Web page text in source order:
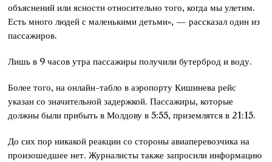
объяснений или ясности относительно того, когда мы улетим.
Есть много людей с маленькими детьми», — рассказал один из
пассажиров.
Лишь в 9 часов утра пассажиры получили бутерброд и воду.
Более того, на онлайн-табло в аэропорту Кишинева рейс
указан со значительной задержкой. Пассажиры, которые
должны были прибыть в Молдову в 5:55, приземлятся в 21:15.
До сих пор никакой реакции со стороны авиаперевозчика на
произошедшее нет. Журналисты также запросили информацию